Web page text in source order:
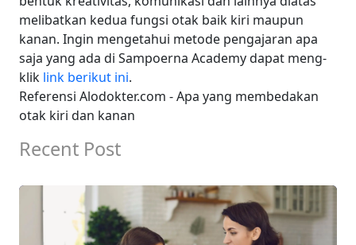
melibatkan kedua fungsi otak baik kiri maupun
kanan. Ingin mengetahui metode pengajaran apa
saja yang ada di Sampoerna Academy dapat meng-
klik link berikut ini.
Referensi Alodokter.com - Apa yang membedakan
otak kiri dan kanan
Recent Post